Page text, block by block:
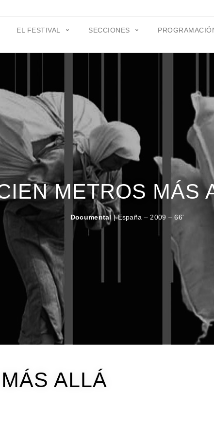
EL FESTIVAL SECCIONES
METROS MÁS
Documental| España – 2009 – 66'
ALLÁ